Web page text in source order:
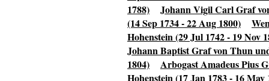
1788)
Johann Vigil Carl Graf
(14 Sep 1734 - 22 Aug 1800)
Hohenstein (29 Jul 1742 - 19 Nov
Johann Baptist Graf von Thun
1804)
Arbogast Amadeus Pius
Hohenstein (17 Jan 1783 - 16 May